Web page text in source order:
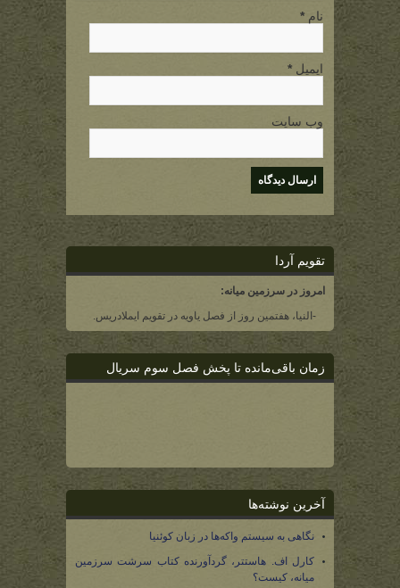
نام *
ایمیل *
وب سایت
تقویم آردا
امروز در سرزمین میانه:
-النیا، هفتمین روز از فصل یاویه در تقویم ایملادریس.
زمان باقی‌مانده تا پخش فصل سوم سریال
آخرین نوشته‌ها
نگاهی به سیستم واکه‌ها در زبان کوئنیا
کارل اف. هاستتر، گردآورنده کتاب سرشت سرزمین
میانه، کیست؟